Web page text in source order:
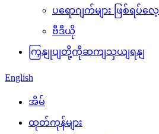
ပရောဂျက်များ ဖြစ်ရပ်လ
ဗီဒီယို
ကြှနျုပျတို့ကိုဆကျသှယျရနျ
English
အိမ်
ထုတ်ကုန်များ